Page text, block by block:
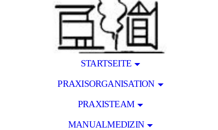
STARTSEITE
PRAXISORGANISATION
PRAXISTEAM
MANUALMEDIZIN